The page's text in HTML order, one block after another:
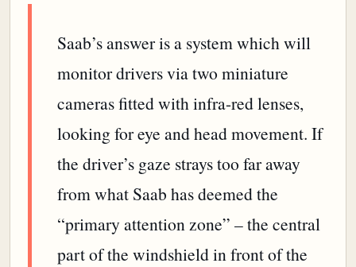
Saab’s answer is a system which will
monitor drivers via two miniature
cameras fitted with infra-red lenses,
looking for eye and head movement. If
the driver’s gaze strays too far away
from what Saab has deemed the
“primary attention zone” – the central
part of the windshield in front of the